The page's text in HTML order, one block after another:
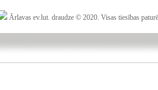
Ārlavas ev.lut. draudze © 2020. Visas tiesības